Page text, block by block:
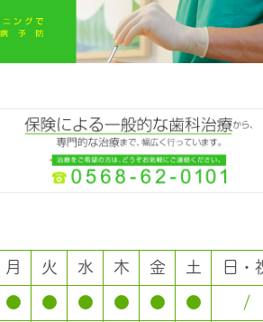
月 火 水 木 金 土
日・
● ● ● ● ● ●
/